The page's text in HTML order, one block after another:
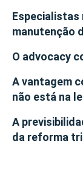
Especialistas
manutenção
O advocacy
A vantagem
não está na
A
da reforma